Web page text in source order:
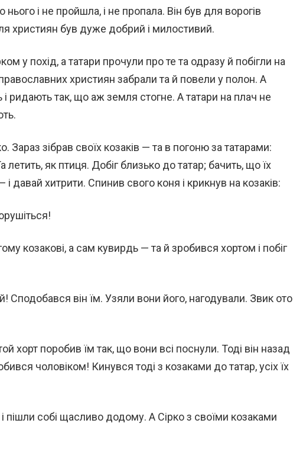
нього і не пройшла, і не пропала. Він був для ворогів
християн був дуже добрий і милостивий.
у похід, а татари прочули про те та одразу й побігли на
християн забрали та й повели у полон. А
і ридають так, що аж земля стогне. А татари на плач не
Зараз зібрав своїх козаків — та в погоню за татарами:
як птиця. Добіг близько до татар; бачить, що їх
давай хитрити. Спинив свого коня і крикнув на козаків:
козакові, а сам кувирдь — та й зробився хортом і побіг
Сподобався він їм. Узяли вони його, нагодували. Звик ото
хорт поробив їм так, що вони всі поснули. Тоді він назад
чоловіком! Кинувся тоді з козаками до татар, усіх їх
пішли собі щасливо додому. А Сірко з своїми козаками